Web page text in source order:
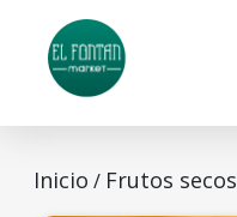
Inicio / Frutos secos